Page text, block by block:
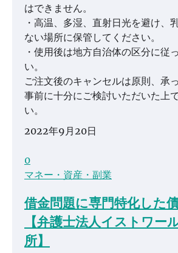
はできません。
・高温、多湿、直射日光を避け、
ない場所に保管してください。
・使用後は地方自治体の区分に従
い。
ご注文後のキャンセルは原則、承
事前に十分にご検討いただいた上
い。
2022年9月20日
0
マネー・資産・副業
借金問題に専門特化した
【弁護士法人イストワー
所】